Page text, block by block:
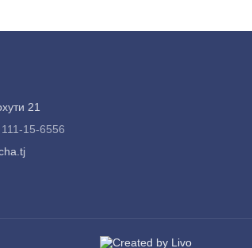
21
15-6556